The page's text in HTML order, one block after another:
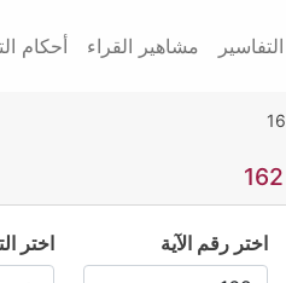
التفاسير مشاهير القراء أحكام
اختر رقم الآية اختر